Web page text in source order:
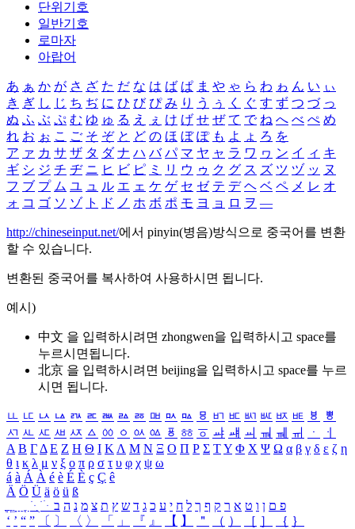
단위기호
일반기호
로마자
아랍어
あ ぁ か が さ ざ た だ な は ば ぱ ま や ゃ ら わ ゎ ん い ぃ
き ぎ し じ ち ぢ に ひ び ぴ み り う ぅ く ぐ す ず つ づ っ
ぬ ふ ぶ ぷ む ゆ ゅ る え ぇ け げ せ ぜ て で ね へ べ ぺ め
れ お ぉ こ ご そ ぞ と ど の ほ ぼ ぽ も よ ょ ろ を
ア ァ カ サ ザ タ ダ ナ ハ バ パ マ ヤ ャ ラ ワ ヮ ン イ ィ キ
ギ シ ジ チ ヂ ニ ヒ ビ ピ ミ リ ウ ゥ ク グ ス ズ ツ ヅ ッ ヌ
フ ブ プ ム ユ ュ ル エ ェ ケ ゲ セ ゼ テ デ ヘ ベ ペ メ レ オ
ォ コ ゴ ソ ゾ ト ド ノ ホ ボ ポ モ ヨ ョ ロ ヲ ―
http://chineseinput.net/에서 pinyin(병음)방식으로 중국어를 변환
할 수 있습니다.
변환된 중국어를 복사하여 사용하시면 됩니다.
예시)
中文 을 입력하시려면 zhongwen을 입력하시고 space를
누르시면됩니다.
北京 을 입력하시려면 beijing을 입력하시고 space를 누르
시면 됩니다.
ㅥ ㅦ ㅧ ㅨ ㅩ ㅪ ㅫ ㅬ ㅭ ㅮ ㅯ ㅰ ㅱ ㅲ ㅳ ㅴ ㅵ ㅶ ㅷ ㅸ
ㅹ
ㅺ ㅻ ㅼ ㅽ ㅾ ㅿ ㆀ ㆁ ㆂ ㆃ ㆄ ㆅ ㆆ ㆇ ㆈ ㆉ ㆊ ㆋ ㆌ ㆍ
ㆎ
Α Β ΓΔ Ε Ζ Η Θ Ι ΚΛ Μ Ν Ξ Ο Π Ρ Σ ΤΥ Φ Χ Ψ Ω α β γ δ ε ζ η
θ ι κ λ μ ν ξ ο π ρ σ τ υ φ χ ψ ω
á à Á À é è É È ç Ç ê
Ä Ö Ü ä ö ü ß
ִֶֹ ֻּ ׁׂ פ ם ן ו ט א ר ק ף ך ל ח י ע כ ג ד ש ץ ת צ מ נ ה ב
‘ ’ “ ” 〔 〕 〈 〉 「 」 『 』 【 】 ＂ （ ） ［ ］ ｛ ｝